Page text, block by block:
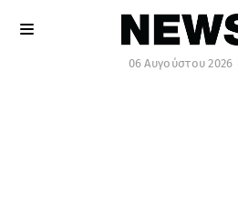
06 Αυγούστου 2026 |